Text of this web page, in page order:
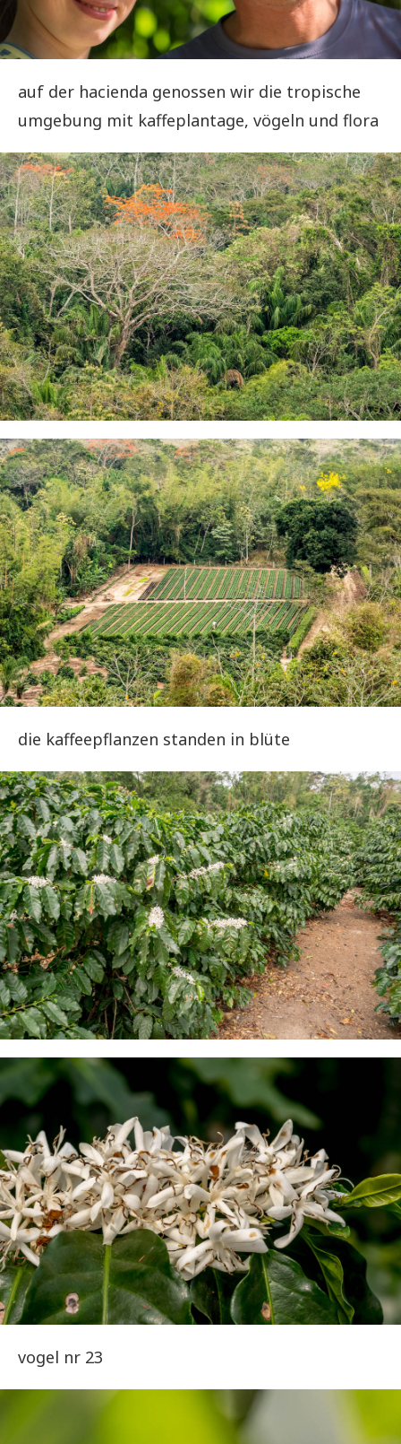
auf der hacienda genossen wir die tropische
umgebung mit kaffeplantage, vögeln und flora
die kaffeepflanzen standen in blüte
vogel nr 23